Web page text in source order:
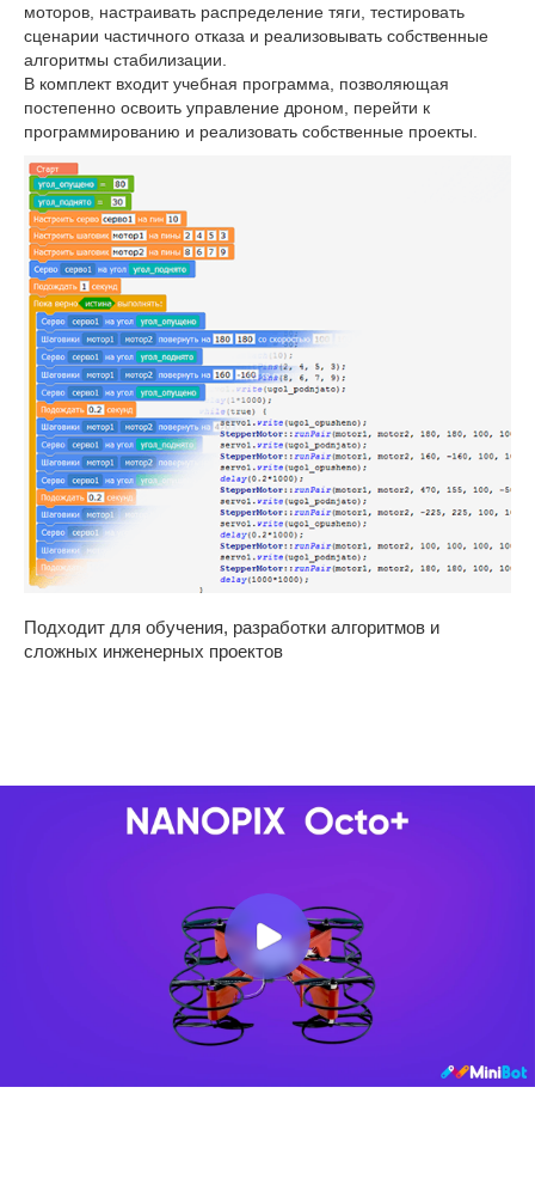
моторов, настраивать распределение тяги, тестировать
сценарии частичного отказа и реализовывать собственные
алгоритмы стабилизации.
В комплект входит учебная программа, позволяющая
постепенно освоить управление дроном, перейти к
программированию и реализовать собственные проекты.
Подходит для обучения, разработки алгоритмов и
сложных инженерных проектов